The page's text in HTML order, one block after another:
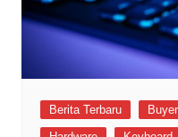
Berita Terbaru